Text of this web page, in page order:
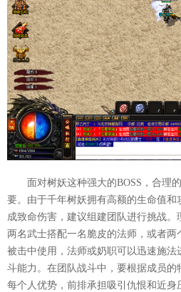
面对树妖这种强大的BOSS，合理
要。由于千年树妖拥有高额的生命值和
成致命伤害，建议组建团队进行挑战
两名武士搭配一名脆皮的法师，或者
被击中使用，法师或奶职可以迅速施
斗能力。在团队战斗中，要根据成员
每个人优势，前排承担吸引仇恨和近